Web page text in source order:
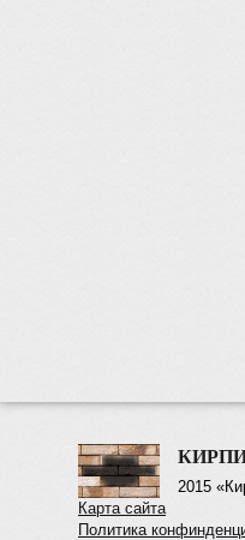
2015
Карта сайта
Политика